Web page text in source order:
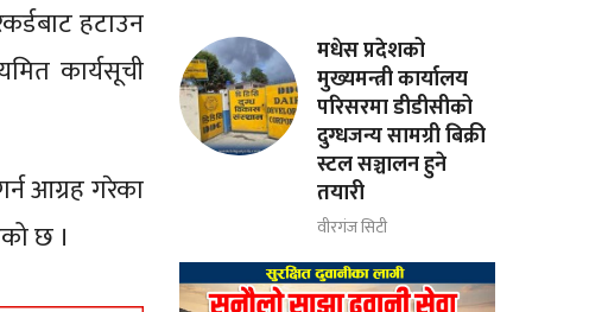
हटाउन
कार्यसूची
आग्रह गरेका
छ ।
मधेस प्रदेशको
मुख्यमन्त्री कार्यालय
परिसरमा डीडीसीको
दुग्धजन्य सामग्री बिक्री
स्टल सञ्चालन हुने
तयारी
वीरगंज सिटी